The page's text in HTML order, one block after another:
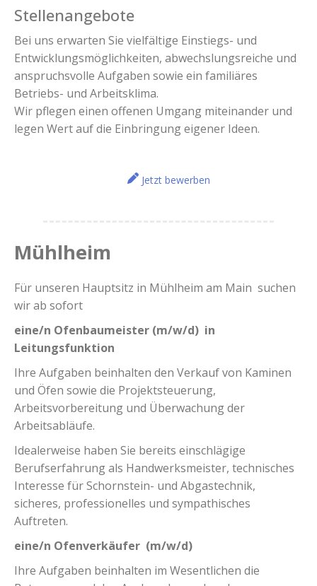
Stellenangebote
Bei uns erwarten Sie vielfältige Einstiegs- und
Entwicklungsmöglichkeiten, abwechslungsreiche und
anspruchsvolle Aufgaben sowie ein familiäres
Betriebs- und Arbeitsklima.
Wir pflegen einen offenen Umgang miteinander und
legen Wert auf die Einbringung eigener Ideen.
Jetzt bewerben
Mühlheim
Für unseren Hauptsitz in Mühlheim am Main suchen
wir ab sofort
eine/n Ofenbaumeister (m/w/d) in
Leitungsfunktion
Ihre Aufgaben beinhalten den Verkauf von Kaminen
und Öfen sowie die Projektsteuerung,
Arbeitsvorbereitung und Überwachung der
Arbeitsabläufe.
Idealerweise haben Sie bereits einschlägige
Berufserfahrung als Handwerksmeister, technisches
Interesse für Schornstein- und Abgastechnik,
sicheres, professionelles und sympathisches
Auftreten.
eine/n Ofenverkäufer (m/w/d)
Ihre Aufgaben beinhalten im Wesentlichen die